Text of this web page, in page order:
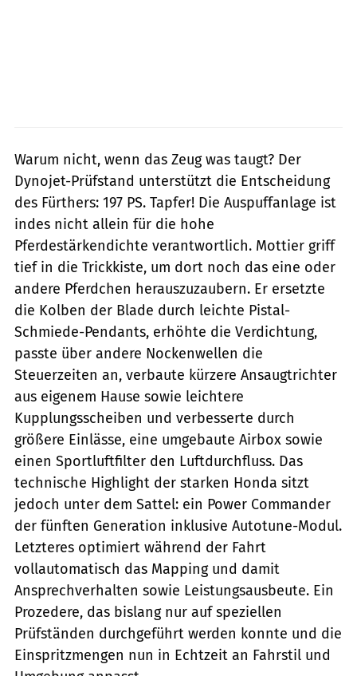
Warum nicht, wenn das Zeug was taugt? Der
Dynojet-Prüfstand unterstützt die Entscheidung
des Fürthers: 197 PS. Tapfer! Die Auspuffanlage ist
indes nicht allein für die hohe
Pferdestärkendichte verantwortlich. Mottier griff
tief in die Trickkiste, um dort noch das eine oder
andere Pferdchen herauszuzaubern. Er ersetzte
die Kolben der Blade durch leichte Pistal-
Schmiede-Pendants, erhöhte die Verdichtung,
passte über andere Nockenwellen die
Steuerzeiten an, verbaute kürzere Ansaugtrichter
aus eigenem Hause sowie leichtere
Kupplungsscheiben und verbesserte durch
größere Einlässe, eine umgebaute Airbox sowie
einen Sportluftfilter den Luftdurchfluss. Das
technische Highlight der starken Honda sitzt
jedoch unter dem Sattel: ein Power Commander
der fünften Generation inklusive Autotune-Modul.
Letzteres optimiert während der Fahrt
vollautomatisch das Mapping und damit
Ansprechverhalten sowie Leistungsausbeute. Ein
Prozedere, das bislang nur auf speziellen
Prüfständen durchgeführt werden konnte und die
Einspritzmengen nun in Echtzeit an Fahrstil und